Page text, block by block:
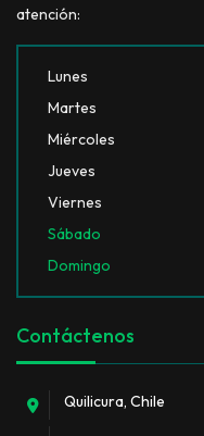
atención:
Lunes
Martes
Miércoles
Jueves
Viernes
Sábado
Domingo
Contáctenos
Quilicura, Chile